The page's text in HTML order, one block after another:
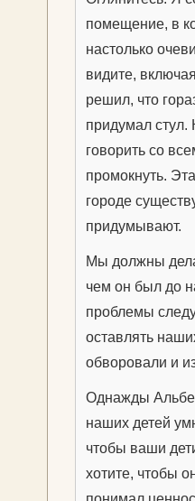
помещение, в
настолько
видите,
решил, что
придумал стул.
говорить со
промокнуть.
городе
придумывают.
Мы должны
чем он был до
проблемы
оставлять
обворовали и
Однажды
наших детей
чтобы ваши
хотите, чтобы